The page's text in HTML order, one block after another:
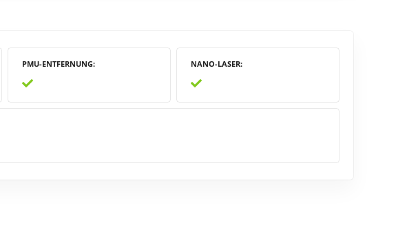
PMU-ENTFERNUNG NANO-LASER